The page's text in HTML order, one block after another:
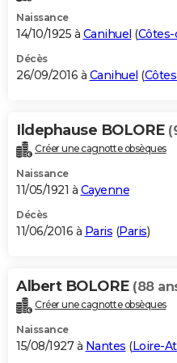
Naissance
14/10/1925 à Canihuel (
Décès
26/09/2016 à Canihuel (
Ildephause BOLORE
Créer une cagnotte obsèques
Naissance
11/05/1921 à Cayenne
Décès
11/06/2016 à Paris (Paris)
Albert BOLORE (88
Créer une cagnotte obsèques
Naissance
15/08/1927 à Nantes (Loire-